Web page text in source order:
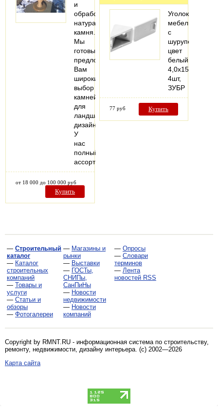
и
обработкой
натурального
камня.
Мы
готовы
предложить
Вам
широкий
выбор
камней
для
ландшафтного
дизайна.
У
нас
полный
ассортимент…
от 18 000 до 100 000 руб
Купить
Уголок
мебельный
с
шурупом,
цвет
белый,
4,0x15мм,
4шт,
ЗУБР
77 руб Купить
— Строительный
каталог
— Каталог
строительных
компаний
— Товары и
услуги
— Статьи и
обзоры
— Фотогалереи
— Магазины и
рынки
— Выставки
— ГОСТы,
СНИПы,
СанПиНы
— Новости
недвижимости
— Новости
компаний
— Опросы
— Словари
терминов
— Лента
новостей RSS
Copyright by RMNT.RU - информационная система по строительству,
ремонту, недвижимости, дизайну интерьера. (c) 2002—2026
Карта сайта